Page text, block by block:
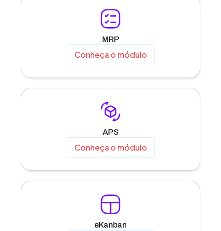
MRP
Conheça o módulo
APS
Conheça o módulo
eKanban